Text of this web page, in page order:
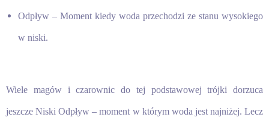
Odpływ – Moment kiedy woda przechodzi ze stanu wysokiego
w niski.
Wiele magów i czarownic do tej podstawowej trójki dorzuca
jeszcze Niski Odpływ – moment w którym woda jest najniżej. Lecz